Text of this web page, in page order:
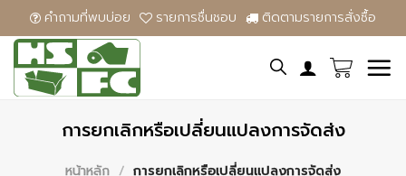
content
คําถามที่พบบ่อย รายการชื่นชอบ ติดตามรายการสั่งซื้อ
การยกเลิกหรือเปลี่ยนแปลงการจัดส่ง
หน้าหลัก / การยกเลิกหรือเปลี่ยนแปลงการจัดส่ง